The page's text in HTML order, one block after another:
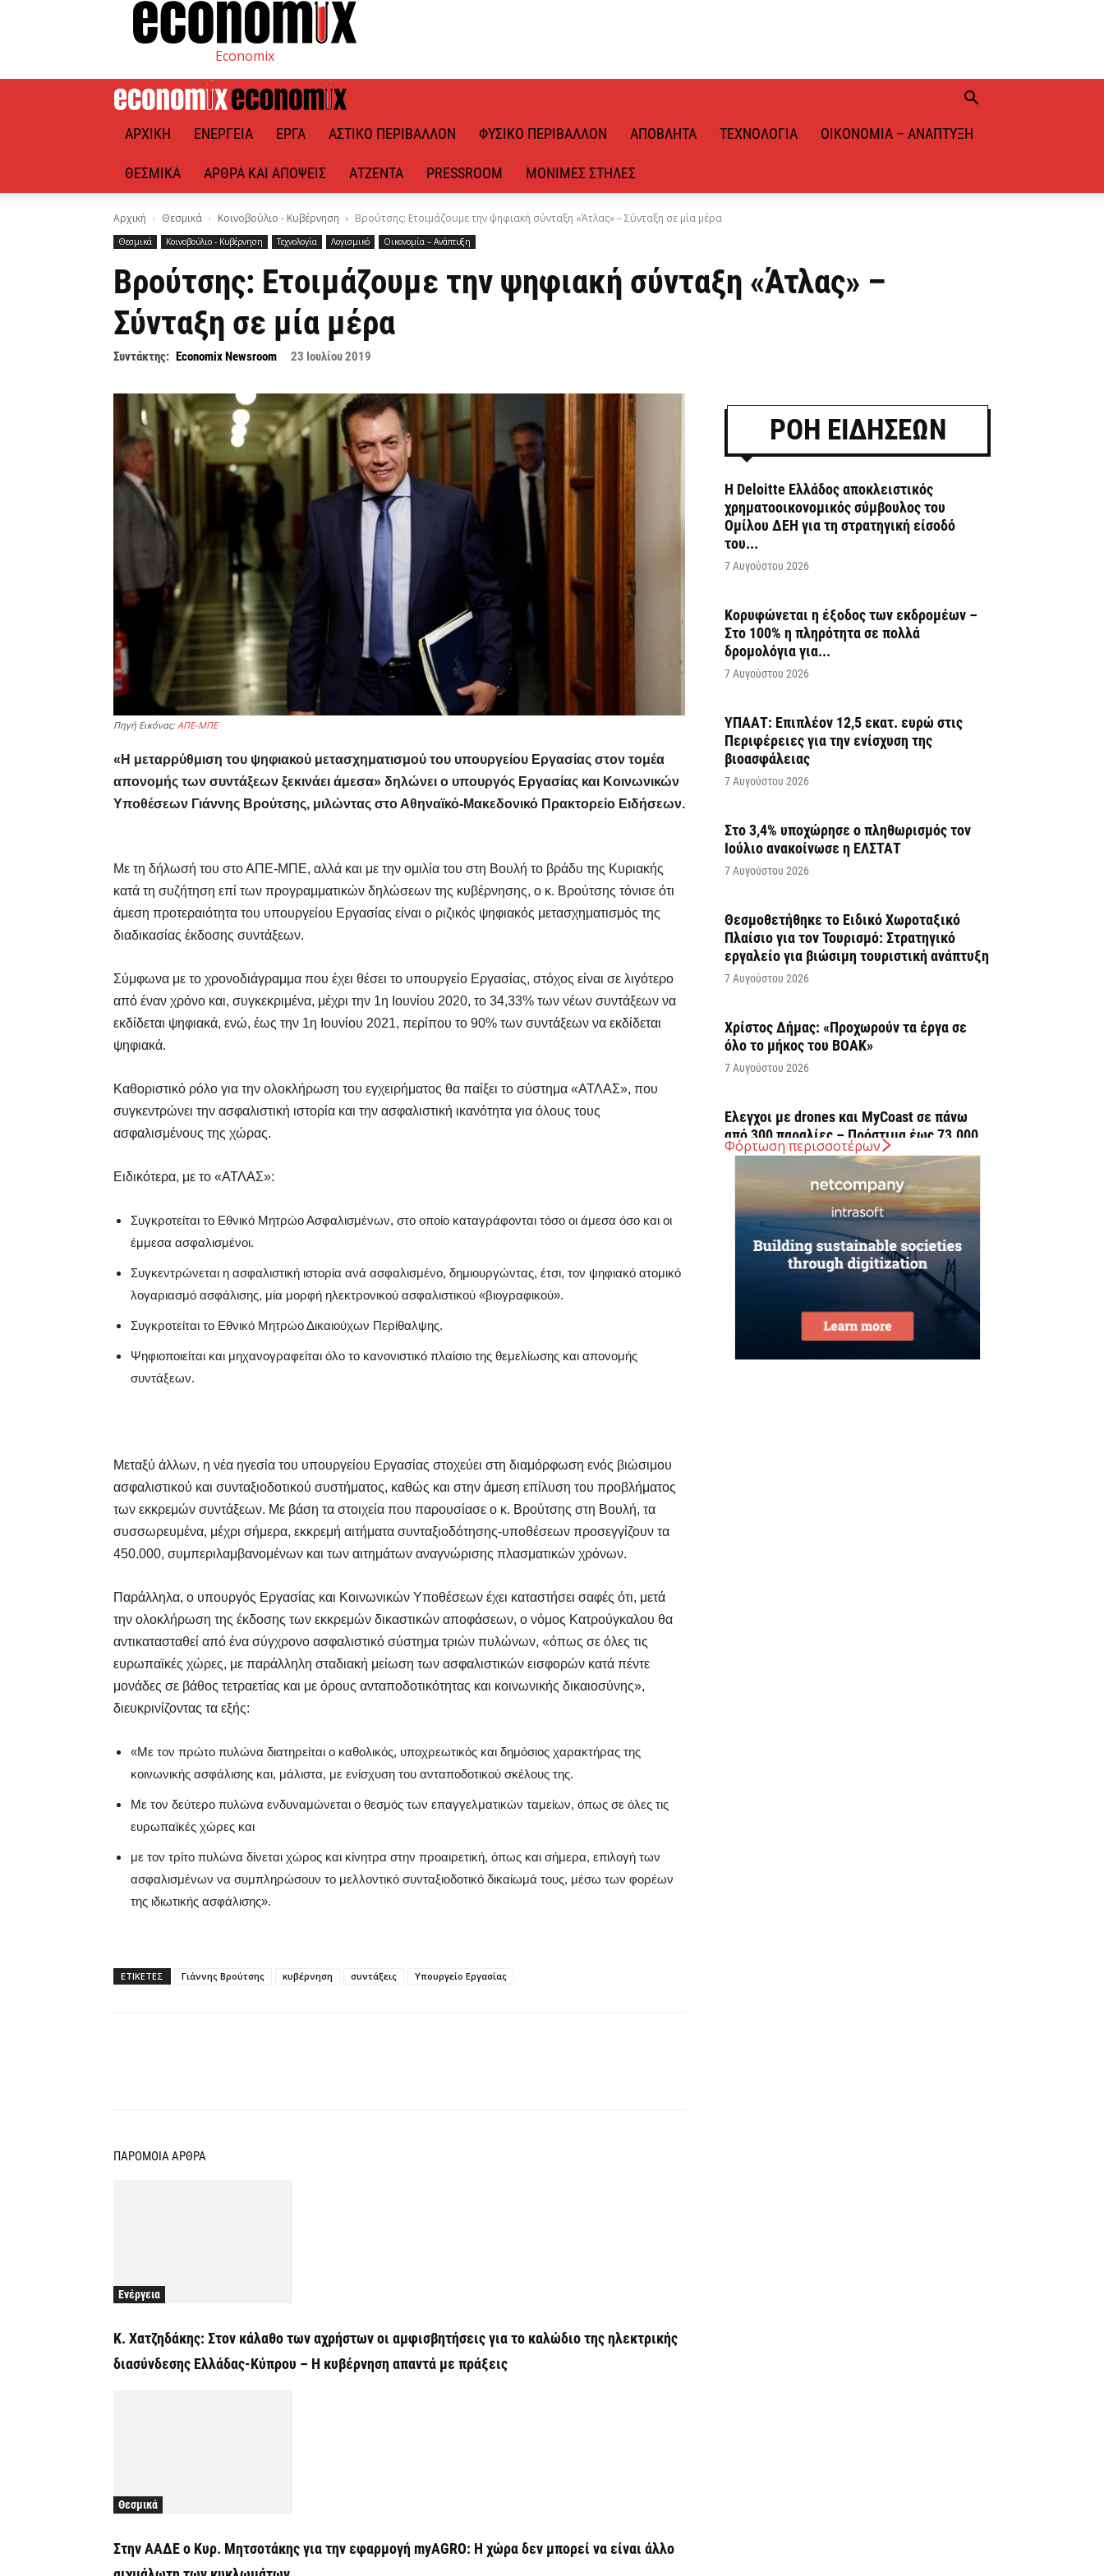
Economix
ΑΡΧΙΚΉ ΕΝΈΡΓΕΙΑ ΈΡΓΑ ΑΣΤΙΚΌ ΠΕΡΙΒΆΛΛΟΝ ΦΥΣΙΚΌ ΠΕΡΙΒΆΛΛΟΝ ΑΠΌΒΛΗΤΑ ΤΕΧΝΟΛΟΓΊΑ ΟΙΚΟΝΟΜΊΑ – ΑΝΆΠΤΥΞΗ
ΘΕΣΜΙΚΆ ΆΡΘΡΑ ΚΑΙ ΑΠΌΨΕΙΣ ΑΤΖΈΝΤΑ PRESSROOM ΜΌΝΙΜΕΣ ΣΤΉΛΕΣ
Αρχική Θεσμικά Κοινοβούλιο - Κυβέρνηση Βρούτσης: Ετοιμάζουμε την ψηφιακή σύνταξη «Άτλας» – Σύνταξη σε μία μέρα
Θεσμικά Κοινοβούλιο - Κυβέρνηση Τεχνολογία Λογισμικό Οικονομία – Ανάπτυξη
Βρούτσης: Ετοιμάζουμε την ψηφιακή σύνταξη «Άτλας» –
Σύνταξη σε μία μέρα
Συντάκτης: Economix Newsroom 23 Ιουλίου 2019
Πηγή Εικόνας: ΑΠΕ-ΜΠΕ
«Η μεταρρύθμιση του ψηφιακού μετασχηματισμού του υπουργείου Εργασίας στον τομέα
απονομής των συντάξεων ξεκινάει άμεσα» δηλώνει ο υπουργός Εργασίας και Κοινωνικών
Υποθέσεων Γιάννης Βρούτσης, μιλώντας στο Αθηναϊκό-Μακεδονικό Πρακτορείο Ειδήσεων.
Με τη δήλωσή του στο ΑΠΕ-ΜΠΕ, αλλά και με την ομιλία του στη Βουλή το βράδυ της Κυριακής
κατά τη συζήτηση επί των προγραμματικών δηλώσεων της κυβέρνησης, ο κ. Βρούτσης τόνισε ότι
άμεση προτεραιότητα του υπουργείου Εργασίας είναι ο ριζικός ψηφιακός μετασχηματισμός της
διαδικασίας έκδοσης συντάξεων.
Σύμφωνα με το χρονοδιάγραμμα που έχει θέσει το υπουργείο Εργασίας, στόχος είναι σε λιγότερο
από έναν χρόνο και, συγκεκριμένα, μέχρι την 1η Ιουνίου 2020, το 34,33% των νέων συντάξεων να
εκδίδεται ψηφιακά, ενώ, έως την 1η Ιουνίου 2021, περίπου το 90% των συντάξεων να εκδίδεται
ψηφιακά.
Καθοριστικό ρόλο για την ολοκλήρωση του εγχειρήματος θα παίξει το σύστημα «ΑΤΛΑΣ», που
συγκεντρώνει την ασφαλιστική ιστορία και την ασφαλιστική ικανότητα για όλους τους
ασφαλισμένους της χώρας.
Ειδικότερα, με το «ΑΤΛΑΣ»:
Συγκροτείται το Εθνικό Μητρώο Ασφαλισμένων, στο οποίο καταγράφονται τόσο οι άμεσα όσο και οι
έμμεσα ασφαλισμένοι.
Συγκεντρώνεται η ασφαλιστική ιστορία ανά ασφαλισμένο, δημιουργώντας, έτσι, τον ψηφιακό ατομικό
λογαριασμό ασφάλισης, μία μορφή ηλεκτρονικού ασφαλιστικού «βιογραφικού».
Συγκροτείται το Εθνικό Μητρώο Δικαιούχων Περίθαλψης.
Ψηφιοποιείται και μηχανογραφείται όλο το κανονιστικό πλαίσιο της θεμελίωσης και απονομής
συντάξεων.
Μεταξύ άλλων, η νέα ηγεσία του υπουργείου Εργασίας στοχεύει στη διαμόρφωση ενός βιώσιμου
ασφαλιστικού και συνταξιοδοτικού συστήματος, καθώς και στην άμεση επίλυση του προβλήματος
των εκκρεμών συντάξεων. Με βάση τα στοιχεία που παρουσίασε ο κ. Βρούτσης στη Βουλή, τα
συσσωρευμένα, μέχρι σήμερα, εκκρεμή αιτήματα συνταξιοδότησης-υποθέσεων προσεγγίζουν τα
450.000, συμπεριλαμβανομένων και των αιτημάτων αναγνώρισης πλασματικών χρόνων.
Παράλληλα, ο υπουργός Εργασίας και Κοινωνικών Υποθέσεων έχει καταστήσει σαφές ότι, μετά
την ολοκλήρωση της έκδοσης των εκκρεμών δικαστικών αποφάσεων, ο νόμος Κατρούγκαλου θα
αντικατασταθεί από ένα σύγχρονο ασφαλιστικό σύστημα τριών πυλώνων, «όπως σε όλες τις
ευρωπαϊκές χώρες, με παράλληλη σταδιακή μείωση των ασφαλιστικών εισφορών κατά πέντε
μονάδες σε βάθος τετραετίας και με όρους ανταποδοτικότητας και κοινωνικής δικαιοσύνης»,
διευκρινίζοντας τα εξής:
«Με τον πρώτο πυλώνα διατηρείται ο καθολικός, υποχρεωτικός και δημόσιος χαρακτήρας της
κοινωνικής ασφάλισης και, μάλιστα, με ενίσχυση του ανταποδοτικού σκέλους της.
Με τον δεύτερο πυλώνα ενδυναμώνεται ο θεσμός των επαγγελματικών ταμείων, όπως σε όλες τις
ευρωπαϊκές χώρες και
με τον τρίτο πυλώνα δίνεται χώρος και κίνητρα στην προαιρετική, όπως και σήμερα, επιλογή των
ασφαλισμένων να συμπληρώσουν το μελλοντικό συνταξιοδοτικό δικαίωμά τους, μέσω των φορέων
της ιδιωτικής ασφάλισης».
ΕΤΙΚΕΤΕΣ Γιάννης Βρούτσης κυβέρνηση συντάξεις Υπουργείο Εργασίας
ΠΑΡΟΜΟΙΑ ΑΡΘΡΑ
Ενέργεια
Κ. Χατζηδάκης: Στον κάλαθο των αχρήστων οι αμφισβητήσεις για το καλώδιο της ηλεκτρικής
διασύνδεσης Ελλάδας-Κύπρου – Η κυβέρνηση απαντά με πράξεις
Θεσμικά
Στην ΑΑΔΕ ο Κυρ. Μητσοτάκης για την εφαρμογή myAGRO: Η χώρα δεν μπορεί να είναι άλλο
ΡΟΗ ΕΙΔΗΣΕΩΝ
Η Deloitte Ελλάδος αποκλειστικός
χρηματοοικονομικός σύμβουλος του
Ομίλου ΔΕΗ για τη στρατηγική είσοδό
του...
7 Αυγούστου 2026
Κορυφώνεται η έξοδος των εκδρομέων –
Στο 100% η πληρότητα σε πολλά
δρομολόγια για...
7 Αυγούστου 2026
ΥΠΑΑΤ: Επιπλέον 12,5 εκατ. ευρώ στις
Περιφέρειες για την ενίσχυση της
βιοασφάλειας
7 Αυγούστου 2026
Στο 3,4% υποχώρησε ο πληθωρισμός τον
Ιούλιο ανακοίνωσε η ΕΛΣΤΑΤ
7 Αυγούστου 2026
Θεσμοθετήθηκε το Ειδικό Χωροταξικό
Πλαίσιο για τον Τουρισμό: Στρατηγικό
εργαλείο για βιώσιμη τουριστική ανάπτυξη
7 Αυγούστου 2026
Χρίστος Δήμας: «Προχωρούν τα έργα σε
όλο το μήκος του ΒΟΑΚ»
7 Αυγούστου 2026
Έλεγχοι με drones και MyCoast σε πάνω
από 300 παραλίες – Πρόστιμα έως 73.000...
7 Αυγούστου 2026
Η Ελλάδα στις κορυφαίες επιλογές των
Ευρωπαίων ταξιδιωτών, σύμφωνα με
έρευνα του ΕΟΤ
7 Αυγούστου 2026
ΣΤΑΣΥ: 29,4 χλμ. νέων σιδηροτροχιών στο
Μετρό της Αθήνας – Στο τελικό στάδιο το...
Φόρτωση περισσοτέρων